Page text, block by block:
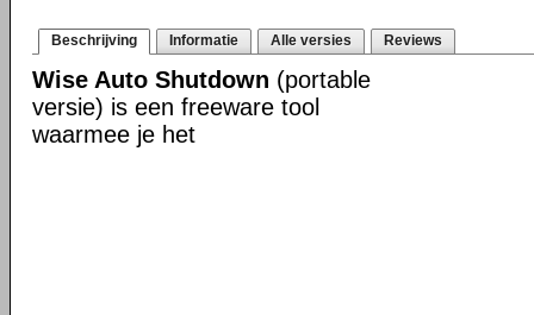
Beschrijving Informatie Alle versies Reviews
Wise Auto Shutdown (portable
versie) is een freeware tool
waarmee je het